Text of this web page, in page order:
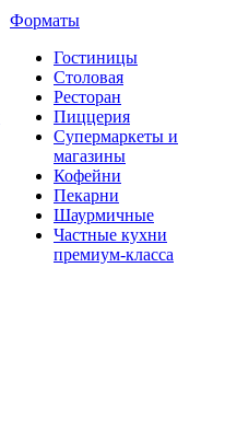
Форматы
Гостиницы
Столовая
Ресторан
Пиццерия
Супермаркеты и
магазины
Кофейни
Пекарни
Шаурмичные
Частные кухни
премиум-класса